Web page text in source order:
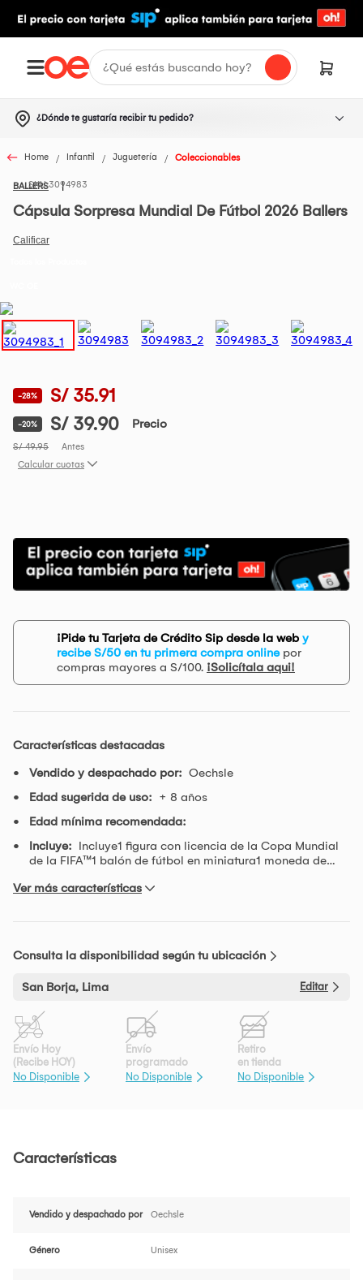
¿Dónde te gustaría recibir tu pedido?
Home Infantil Juguetería Coleccionables
BALLERS3094983
Cápsula Sorpresa Mundial De Fútbol 2026 Ballers
-28% S/ 35.91
-20% S/ 39.90 Precio
S/ 49.95
Antes
Calcular cuotas
¡Pide tu Tarjeta de Crédito Sip desde la web y
recibe S/50 en tu primera compra onlinepor
compras mayores a S/100. ¡Solicítala aqui!
Características destacadas
Vendido y despachado por: Oechsle
Edad sugerida de uso: + 8 años
Edad mínima recomendada:
Incluye: Incluye1 figura con licencia de la Copa Mundial
de la FIFA™1 balón de fútbol en miniatura1 moneda de
Ver más características
Consulta la disponibilidad según tu ubicación
San Borja, Lima Editar
Envío Hoy
(Recibe HOY)
No Disponible
Envío
programado
No Disponible
Retiro
en tienda
No Disponible
Características
Vendido y despachado por Oechsle
Género Unisex